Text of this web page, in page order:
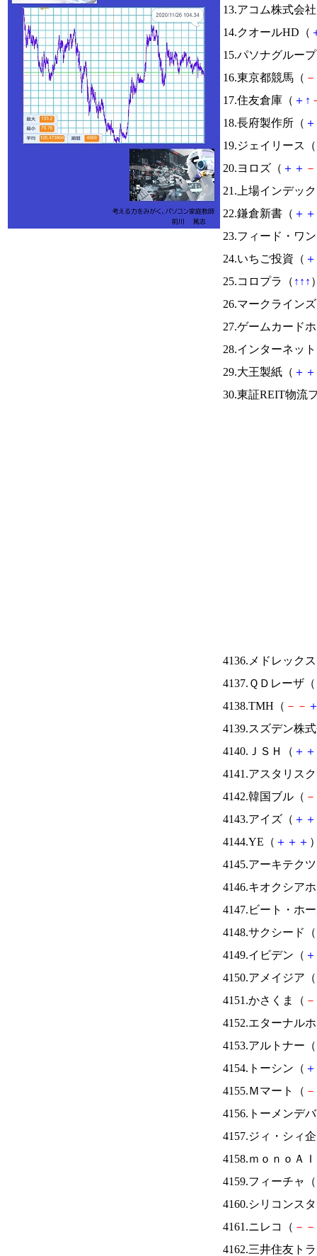
13.アコム株式会
14.クオールHD（
15.パソナグルー
16.東京都競馬（ －
17.住友倉庫（ ＋ ↑
18.長府製作所（ ＋
19.ジェイリース（
20.ヨロズ（ ＋ ＋ －
21.上場インデッ
22.鎌倉新書（ ＋ ＋
23.フィード・ワ
24.いちご投資（ ＋
25.コロプラ（ ↑ ↑ ↑
26.マークライン
27.ゲームカード
28.インターネッ
29.大王製紙（ ＋ ＋
30.東証REIT物流
4136.メドレック
4137.ＱＤレーザ（
4138.TMH（ － －
4139.スズデン株
4140.ＪＳＨ（ ＋ ＋
4141.アスタリス
4142.韓国ブル（ －
4143.アイズ（ ＋ ＋
4144.YE（ ＋ ＋ ＋
4145.アーキテク
4146.キオクシア
4147.ビート・ホ
4148.サクシード（
4149.イビデン（ ＋
4150.アメイジア（
4151.かさくま（ －
4152.エターナル
4153.アルトナー（
4154.トーシン（ ＋
4155.Ｍマート（ －
4156.トーメンデ
4157.ジィ・シィ
4158.ｍｏｎｏＡ
4159.フィーチャ（
4160.シリコンス
4161.ニレコ（ － －
4162.三井住友ト